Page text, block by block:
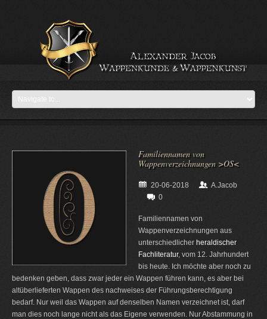
Familiennamen von
Wappenverzeichnungen >OS<
20-06-2018
A.Jacob
0
Familiennamen von
Wappenverzeichnungen aus
unterschiedlicher heraldischer
Fachliteratur, vom 12. Jahrhundert
bis heute. Ich möchte aber noch zu
bedenken geben, dass zwar jeder ein Wappen führen kann, es aber bei
altüberlieferten Wappen des nachweises der Führungsberechtigung
bedarf. Nur weil das Wappen auf denselben Namen verzeichnet ist, darf
man dies noch lange nicht als das Eigene verwenden. Nur Abstammung in